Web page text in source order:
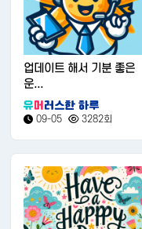
업데이트 해서 기분 좋은
운...
09-05 3282회